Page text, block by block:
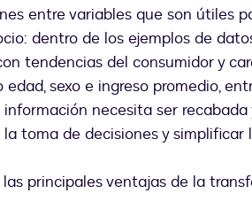
entre variables que son útiles
dentro de los ejemplos de
tendencias del consumidor y
sexo e ingreso promedio,
necesita ser
toma de decisiones y simplificar
principales ventajas de la